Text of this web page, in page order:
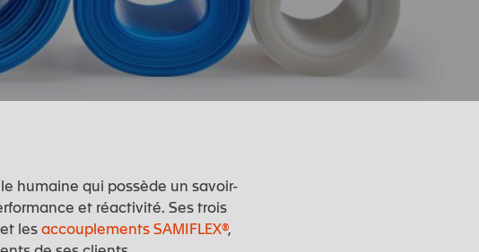
humaine qui possède un savoir-
et réactivité. Ses trois
et lesaccouplements SAMIFLEX®,